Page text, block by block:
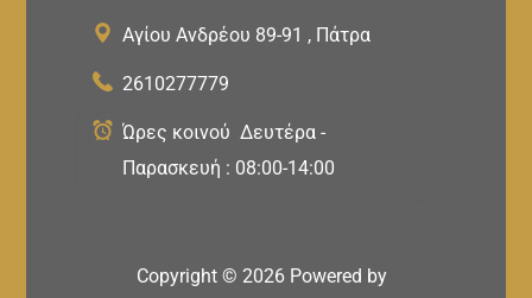
Αγίου Ανδρέου 89-91 , Πάτρα
2610277779
Ώρες κοινού Δευτέρα -
Παρασκευή : 08:00-14:00
Copyright © 2026 Powered by